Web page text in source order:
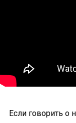
Если говорить о